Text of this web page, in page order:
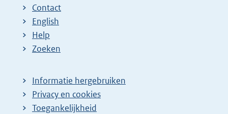
Contact
English
Help
Zoeken
Informatie hergebruiken
Privacy en cookies
Toegankelijkheid